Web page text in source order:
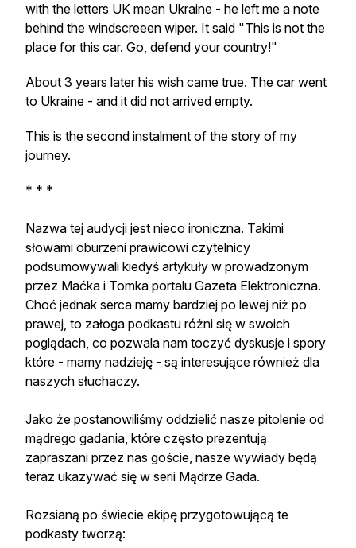
with the letters UK mean Ukraine - he left me a note
behind the windscreeen wiper. It said "This is not the
place for this car. Go, defend your country!"
About 3 years later his wish came true. The car went
to Ukraine - and it did not arrived empty.
This is the second instalment of the story of my
journey.
* * *
Nazwa tej audycji jest nieco ironiczna. Takimi
słowami oburzeni prawicowi czytelnicy
podsumowywali kiedyś artykuły w prowadzonym
przez Maćka i Tomka portalu Gazeta Elektroniczna.
Choć jednak serca mamy bardziej po lewej niż po
prawej, to załoga podkastu różni się w swoich
poglądach, co pozwala nam toczyć dyskusje i spory
które - mamy nadzieję - są interesujące również dla
naszych słuchaczy.
Jako że postanowiliśmy oddzielić nasze pitolenie od
mądrego gadania, które często prezentują
zapraszani przez nas goście, nasze wywiady będą
teraz ukazywać się w serii Mądrze Gada.
Rozsianą po świecie ekipę przygotowującą te
podkasty tworzą: